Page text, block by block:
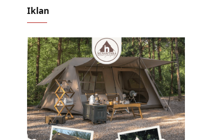
Iklan